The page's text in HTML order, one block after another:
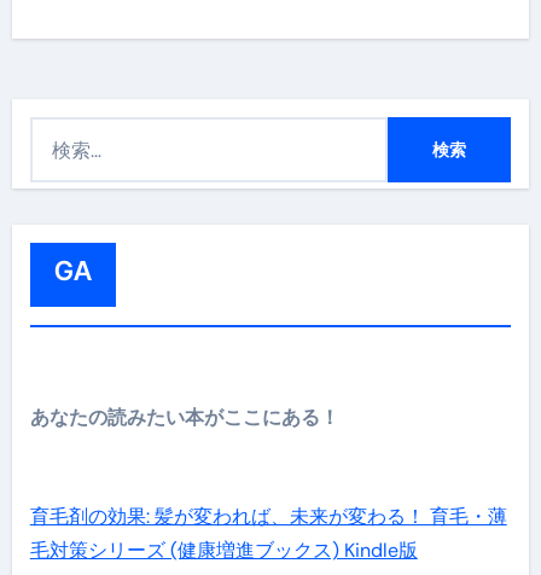
GA
あなたの読みたい本がここにある！
育毛剤の効果: 髪が変われば、未来が変わる！ 育毛・薄
毛対策シリーズ (健康増進ブックス) Kindle版